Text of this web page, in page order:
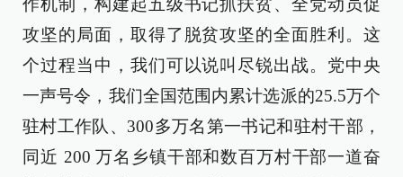
作机制，构建起五级书记抓扶贫、全党动员促
攻坚的局面，取得了脱贫攻坚的全面胜利。这
个过程当中，我们可以说叫尽锐出战。党中央
一声号令，我们全国范围内累计选派的25.5万个
驻村工作队、300多万名第一书记和驻村干部，
同近 200 万名乡镇干部和数百万村干部一道奋